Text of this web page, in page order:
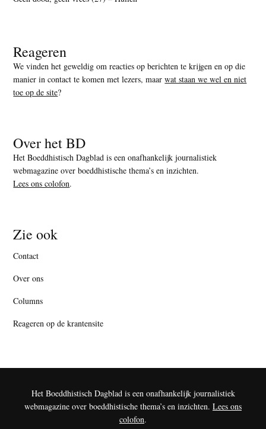
Reageren
We vinden het geweldig om reacties op berichten te krijgen en op die
manier in contact te komen met lezers, maarwat staan we wel en niet
toe op de site?
Over het BD
Het Boeddhistisch Dagblad is een onafhankelijk journalistiek
webmagazine over boeddhistische thema’s en inzichten.
Lees ons colofon.
Zie ook
Contact
Over ons
Columns
Reageren op de krantensite
Het Boeddhistisch Dagblad is een onafhankelijk journalistiek
webmagazine over boeddhistische thema’s en inzichten. Lees ons
colofon.